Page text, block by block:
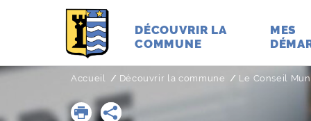
DÉCOUVRIR LA
COMMUNE
MES
Accueil Découvrir la commune Le Conseil